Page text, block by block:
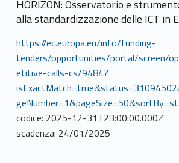
HORIZON: Osservatorio e
alla standardizzazione delle ICT in
https://ec.europa.eu/info/funding-
tenders/opportunities/portal/screen/
etitive-calls-cs/9484?
codice: 2025-12-31T23:00:00.000Z
scadenza: 24/01/2025